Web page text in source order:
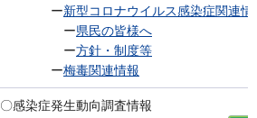
ー新型コロナウイルス感染症関連情
ー県民の皆様へ
ー方針・制度等
ー梅毒関連情報
〇感染症発生動向調査情報